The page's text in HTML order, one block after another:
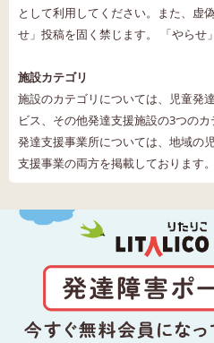
として利用してください。また、虚
せ」投稿を固く禁じます。 「やらせ
施設カテゴリ
施設のカテゴリについては、児童発
ビス、その他発達支援施設の3つの
発達支援事業所については、地域の
支援事業の両方を掲載しております。